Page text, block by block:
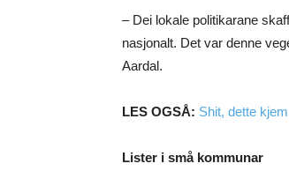
– Dei lokale politikarane
nasjonalt. Det var denne
Aardal.
LES OGSÅ: Shit, dette
Lister i små kommunar